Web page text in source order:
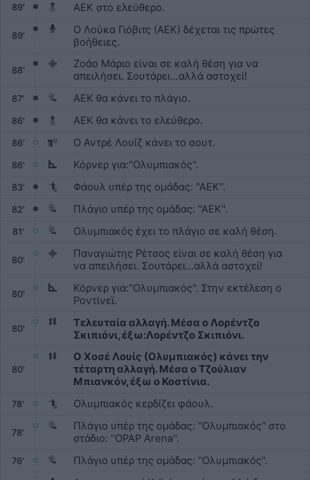
89' ΑΕΚ στο ελεύθερο.
89'
Ο Λούκα Γιόβιτς (ΑΕΚ) δέχεται τις πρώτες
βοήθειες.
88'
Ζοάο Μάριο είναι σε καλή θέση για να
απειλήσει. Σουτάρει...αλλά αστοχεί!
87' ΑΕΚ θα κάνει το πλάγιο.
86' ΑΕΚ θα κάνει το ελεύθερο.
86' Ο Αντρέ Λουίζ κάνει το σουτ.
86' Κόρνερ για:''Ολυμπιακός''.
83' Φάουλ υπέρ της ομάδας: ''ΑΕΚ''.
82' Πλάγιο υπέρ της ομάδας: ''ΑΕΚ''.
81' Ολυμπιακός έχει το πλάγιο σε καλή θέση.
80'
Παναγιώτης Ρέτσος είναι σε καλή θέση για
να απειλήσει. Σουτάρει...αλλά αστοχεί!
80'
Κόρνερ για:''Ολυμπιακός''. Στην εκτέλεση ο
Ροντίνεϊ.
80'
Τελευταία αλλαγή. Μέσα ο Λορέντζο
Σκιπιόνι, έξω:Λορέντζο Σκιπιόνι.
80'
Ο Χοσέ Λουίς (Ολυμπιακός) κάνει την
τέταρτη αλλαγή. Μέσα ο Τζούλιαν
Μπιανκόν, έξω ο Κοστίνια.
78' Ολυμπιακός κερδίζει φάουλ.
78'
Πλάγιο υπέρ της ομάδας: ''Ολυμπιακός'' στο
στάδιο: ''OPAP Arena''.
76'
Πλάγιο υπέρ της ομάδας: ''Ολυμπιακός''.